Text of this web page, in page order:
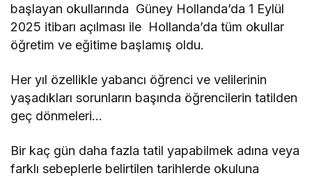
başlayan okullarında Güney Hollanda’da 1 Eylül
2025 itibarı açılması ile Hollanda’da tüm okullar
öğretim ve eğitime başlamış oldu.
Her yıl özellikle yabancı öğrenci ve velilerinin
yaşadıkları sorunların başında öğrencilerin tatilden
geç dönmeleri…
Bir kaç gün daha fazla tatil yapabilmek adına veya
farklı sebeplerle belirtilen tarihlerde okuluna